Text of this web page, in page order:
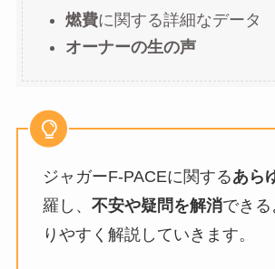
燃費に関する詳細なデータ
オーナーの生の声
ジャガーF-PACEに関するあら
羅し、 不安や疑問を解消でき
りやすく解説していきます。